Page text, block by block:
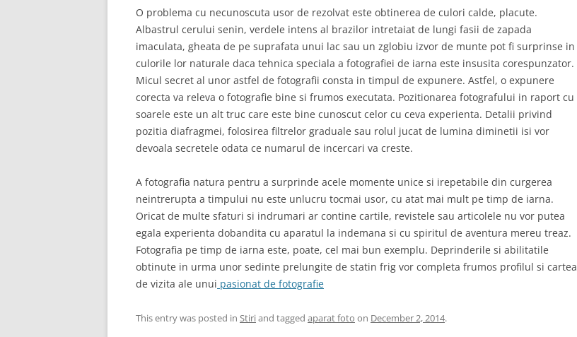
O problema cu necunoscuta usor de rezolvat este obtinerea de culori calde, placute.
Albastrul cerului senin, verdele intens al brazilor intretaiat de lungi fasii de zapada
imaculata, gheata de pe suprafata unui lac sau un zglobiu izvor de munte pot fi surprinse in
culorile lor naturale daca tehnica speciala a fotografiei de iarna este insusita corespunzator.
Micul secret al unor astfel de fotografii consta in timpul de expunere. Astfel, o expunere
corecta va releva o fotografie bine si frumos executata. Pozitionarea fotografului in raport cu
soarele este un alt truc care este bine cunoscut celor cu ceva experienta. Detalii privind
pozitia diafragmei, folosirea filtrelor graduale sau rolul jucat de lumina diminetii isi vor
devoala secretele odata ce numarul de incercari va creste.
A fotografia natura pentru a surprinde acele momente unice si irepetabile din curgerea
neintrerupta a timpului nu este unlucru tocmai usor, cu atat mai mult pe timp de iarna.
Oricat de multe sfaturi si indrumari ar contine cartile, revistele sau articolele nu vor putea
egala experienta dobandita cu aparatul la indemana si cu spiritul de aventura mereu treaz.
Fotografia pe timp de iarna este, poate, cel mai bun exemplu. Deprinderile si abilitatile
obtinute in urma unor sedinte prelungite de statin frig vor completa frumos profilul si cartea
de vizita ale unui pasionat de fotografie
This entry was posted in Stiriand tagged aparat foto on December 2, 2014.